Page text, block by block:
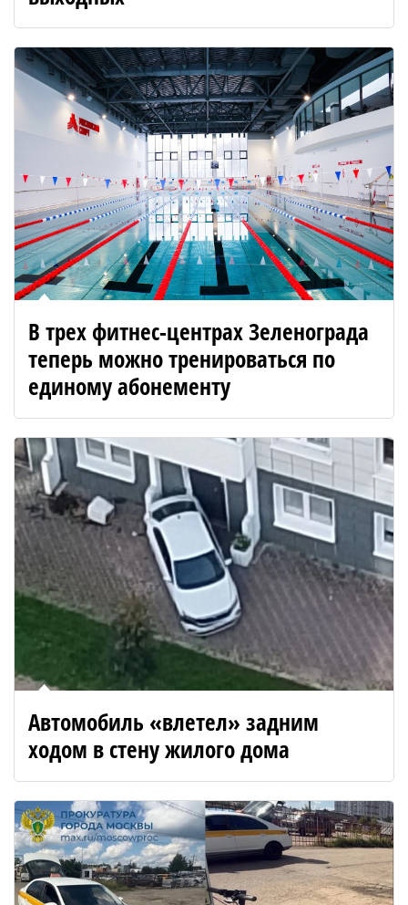
В трех фитнес-центрах Зеленограда
теперь можно тренироваться по
единому абонементу
Автомобиль «влетел» задним
ходом в стену жилого дома